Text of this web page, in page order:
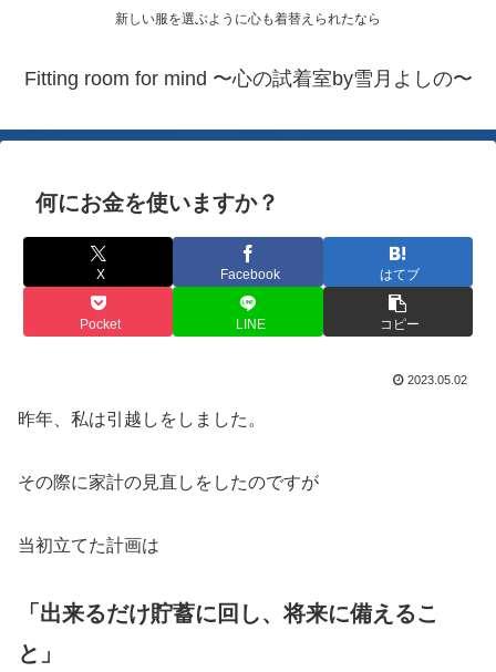
新しい服を選ぶように心も着替えられたなら
Fitting room for mind 〜心の試着室by雪月よしの〜
何にお金を使いますか？
X Facebook はてブ
Pocket LINE コピー
2023.05.02
昨年、私は引越しをしました。
その際に家計の見直しをしたのですが
当初立てた計画は
「出来るだけ貯蓄に回し、将来に備えるこ
と」